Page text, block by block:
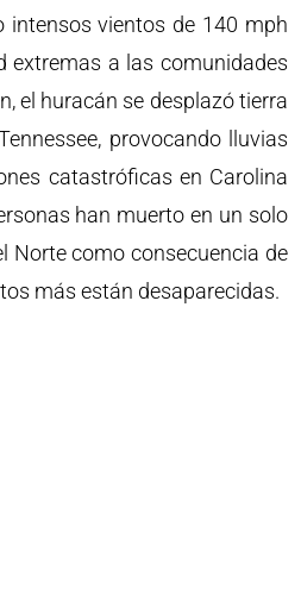
intensos vientos de 140 mph
extremas a las comunidades
el huracán se desplazó tierra
provocando lluvias
catastróficas en Carolina
han muerto en un solo
Norte como consecuencia de
más están desaparecidas.